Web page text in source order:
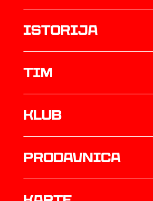
istorija
TIM
Klub
prodavnica